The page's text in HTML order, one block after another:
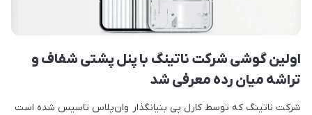
اولین گوشی شرکت ناتینگ با پنل پشتی شفاف و
تراشه میان رده معرفی شد
شرکت ناتینگ که توسط کارل پی بنیانگذار وان‌پلاس تاسیس شده است